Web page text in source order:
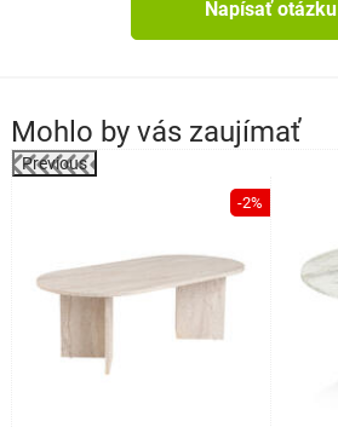
Napísať otázku
Mohlo by vás zaujímať
Previous
-2%